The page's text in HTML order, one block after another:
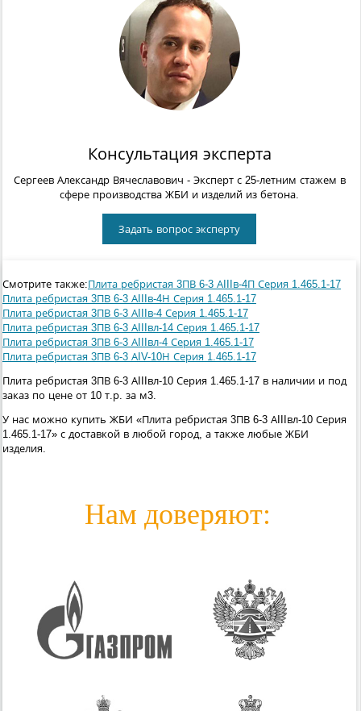
Консультация эксперта
Сергеев Александр Вячеславович - Эксперт с 25-летним стажем в
сфере производства ЖБИ и изделий из бетона.
Задать вопрос эксперту
Смотрите также:Плита ребристая 3ПВ 6-3 АIIIв-4П Серия 1.465.1-17
Плита ребристая 3ПВ 6-3 АIIIв-4Н Серия 1.465.1-17
Плита ребристая 3ПВ 6-3 АIIIв-4 Серия 1.465.1-17
Плита ребристая 3ПВ 6-3 АIIIвл-14 Серия 1.465.1-17
Плита ребристая 3ПВ 6-3 АIIIвл-4 Серия 1.465.1-17
Плита ребристая 3ПВ 6-3 АIV-10Н Серия 1.465.1-17
Плита ребристая 3ПВ 6-3 АIIIвл-10 Серия 1.465.1-17 в наличии и под
заказ по цене от 10 т.р. за м3.
У нас можно купить ЖБИ «Плита ребристая 3ПВ 6-3 АIIIвл-10 Серия
1.465.1-17» с доставкой в любой город, а также любые ЖБИ
изделия.
Нам доверяют: